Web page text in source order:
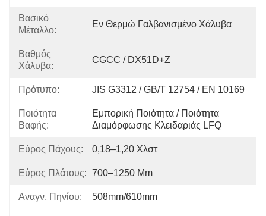
Βασικό
Μέταλλο:
Εν Θερμώ Γαλβανισμένο Χάλυβα
Βαθμός
Χάλυβα:
CGCC / DX51D+Z
Πρότυπο: JIS G3312 / GB/T 12754 / EN 10169
Ποιότητα
Βαφής:
Εμπορική Ποιότητα / Ποιότητα
Διαμόρφωσης Κλειδαριάς LFQ
Εύρος Πάχους: 0,18–1,20 Χλστ
Εύρος Πλάτους: 700–1250 Mm
Αναγν. Πηνίου: 508mm/610mm